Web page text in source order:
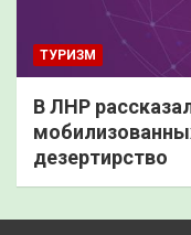
ТУРИЗМ
В ЛНР
дезертирство